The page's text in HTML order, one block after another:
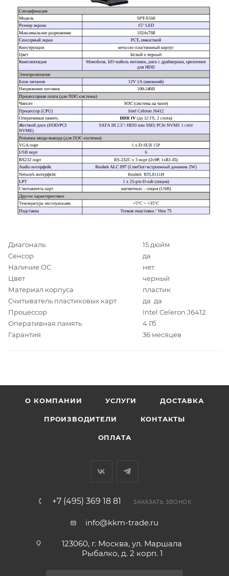
Диагональ
15 дюйм
Сенсор
да
Наличие ОС
нет
Цвет
черный
Материал корпуса
пластик
Считыватель пластиковых карт
да да
Процессор
Intel Celeron J6412
Оперативная память
4 Гб
Гарантия
36 месяцев
О КОМПАНИИ УСЛУГИ ДОСТАВКА
ПРОИЗВОДИТЕЛИ КОНТАКТЫ
ОПЛАТА
+7 (495) 369 18 81 ЗАКАЗАТЬ ЗВОНОК
info@kkm-trade.ru
123060, г. Москва, ул. Маршала
Рыбалко, д. 2 корп. 1